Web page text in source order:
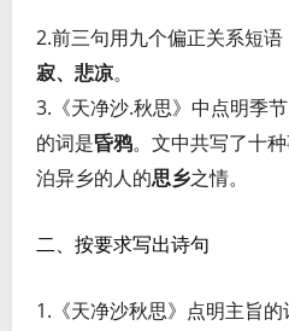
2.前三句用九个偏正关系短
寂、悲凉。
3.《天净沙.秋思》中点明季
的词是昏鸦。文中共写了十
泊异乡的人的思乡之情。
二、按要求写出诗句
1.《天净沙秋思》点明主旨的